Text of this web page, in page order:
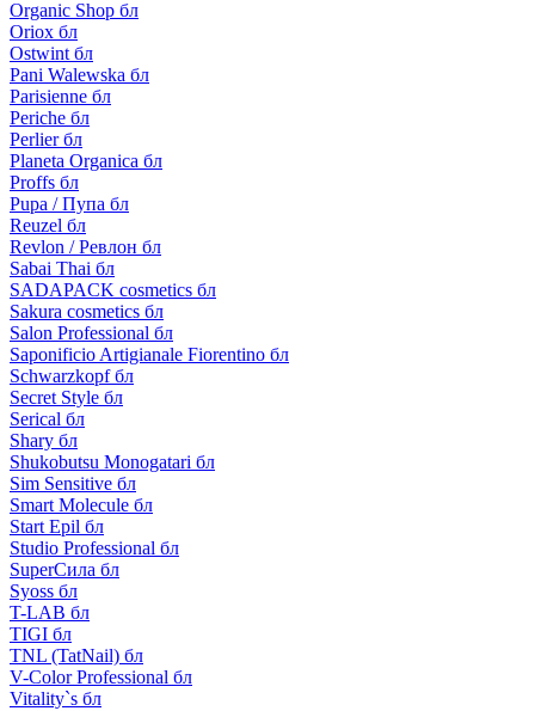
Organic Shop бл
Oriox бл
Ostwint бл
Pani Walewska бл
Parisienne бл
Periche бл
Perlier бл
Planeta Organica бл
Proffs бл
Pupa / Пупа бл
Reuzel бл
Revlon / Ревлон бл
Sabai Thai бл
SADAPACK cosmetics бл
Sakura cosmetics бл
Salon Professional бл
Saponificio Artigianale Fiorentino бл
Schwarzkopf бл
Secret Style бл
Serical бл
Shary бл
Shukobutsu Monogatari бл
Sim Sensitive бл
Smart Molecule бл
Start Epil бл
Studio Professional бл
SuperСила бл
Syoss бл
T-LAB бл
TIGI бл
TNL (TatNail) бл
V-Color Professional бл
Vitality`s бл